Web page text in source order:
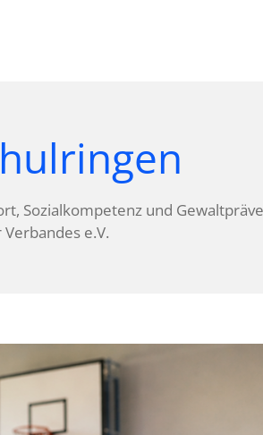
Sozialkompetenz und
e.V.